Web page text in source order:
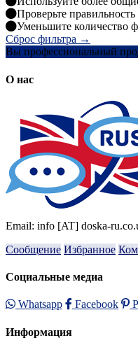
Проверьте
Уменьшите количество
Сброс фильтра →
Вы профессиональный
О нас
Email: info [AT] doska-
Сообщение Избранное
Социальные медиа
Whatsapp Facebook
Информация